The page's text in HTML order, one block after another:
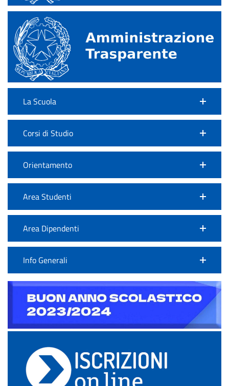
La Scuola
Corsi di Studio
Orientamento
Area Studenti
Area Dipendenti
Info Generali